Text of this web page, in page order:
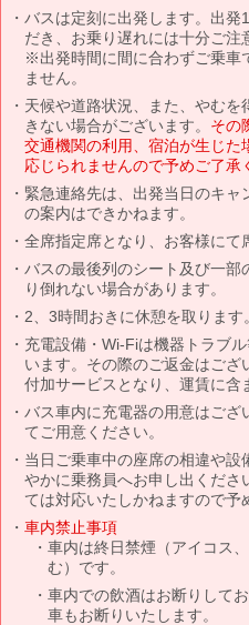
バスは定刻に出発します。出発
だき、お乗り遅れには十分ご注
※出発時間に間に合わずご乗車
ません。
天候や道路状況、また、やむ
きない場合がございます。 その
交通機関の利用、宿泊が生じた
応じられませんので予めご了承
緊急連絡先は、出発当日のキ
の案内はできかねます。
全席指定席となり、お客様にて
バスの最後列のシート及び一部
り倒れない場合があります。
2、3時間おきに休憩を取ります。
充電設備・Wi-Fiは機器トラブ
います。その際のご返金はご
付加サービスとなり、運賃に含
バス車内に充電器の用意はござ
てご用意ください。
当日ご乗車中の座席の相違や
やかに乗務員へお申し出くださ
ては対応いたしかねますので予
車内禁止事項
車内は終日禁煙（アイコス
む）です。
車内での飲酒はお断りして
車もお断りいたします。